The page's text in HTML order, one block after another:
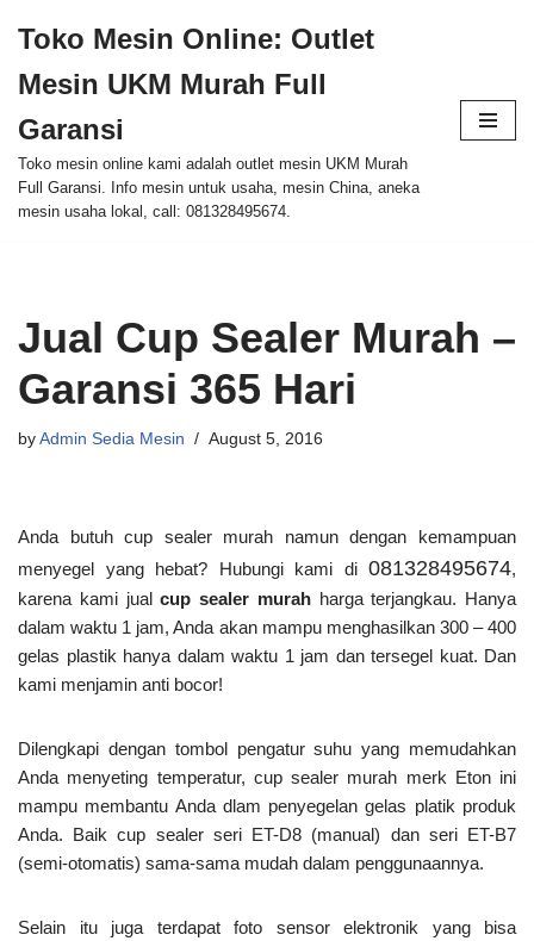
to
content
Toko Mesin Online: Outlet
Mesin UKM Murah Full
Garansi
Toko mesin online kami adalah outlet mesin UKM Murah
Full Garansi. Info mesin untuk usaha, mesin China, aneka
mesin usaha lokal, call: 081328495674.
Jual Cup Sealer Murah –
Garansi 365 Hari
by Admin Sedia Mesin August 5, 2016
Anda butuh cup sealer murah namun dengan kemampuan
menyegel yang hebat? Hubungi kami di 081328495674,
karena kami jualcup sealer murahharga terjangkau. Hanya
dalam waktu 1 jam, Anda akan mampu menghasilkan 300 – 400
gelas plastik hanya dalam waktu 1 jam dan tersegel kuat. Dan
kami menjamin anti bocor!
Dilengkapi dengan tombol pengatur suhu yang memudahkan
Anda menyeting temperatur, cup sealer murah merk Eton ini
mampu membantu Anda dlam penyegelan gelas platik produk
Anda. Baik cup sealer seri ET-D8 (manual) dan seri ET-B7
(semi-otomatis) sama-sama mudah dalam penggunaannya.
Selain itu juga terdapat foto sensor elektronik yang bisa